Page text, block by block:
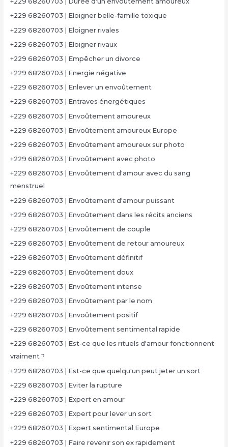
+229 68260703 | Eloigner belle-famille toxique
+229 68260703 | Eloigner rivales
+229 68260703 | Eloigner rivaux
+229 68260703 | Empêcher un divorce
+229 68260703 | Energie négative
+229 68260703 | Enlever un envoûtement
+229 68260703 | Entraves énergétiques
+229 68260703 | Envoûtement amoureux
+229 68260703 | Envoûtement amoureux Europe
+229 68260703 | Envoûtement amoureux sur photo
+229 68260703 | Envoûtement avec photo
+229 68260703 | Envoûtement d'amour avec du sang
menstruel
+229 68260703 | Envoûtement d'amour puissant
+229 68260703 | Envoûtement dans les récits anciens
+229 68260703 | Envoûtement de couple
+229 68260703 | Envoûtement de retour amoureux
+229 68260703 | Envoûtement définitif
+229 68260703 | Envoûtement doux
+229 68260703 | Envoûtement intense
+229 68260703 | Envoûtement par le nom
+229 68260703 | Envoûtement positif
+229 68260703 | Envoûtement sentimental rapide
+229 68260703 | Est-ce que les rituels d'amour fonctionnent
vraiment ?
+229 68260703 | Est-ce que quelqu'un peut jeter un sort
+229 68260703 | Eviter la rupture
+229 68260703 | Expert en amour
+229 68260703 | Expert pour lever un sort
+229 68260703 | Expert sentimental Europe
+229 68260703 | Faire revenir son ex rapidement